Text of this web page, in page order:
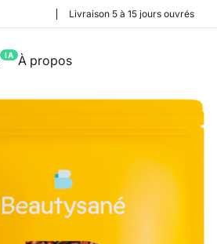
Livraison 5 à 15 jours ouvrés
IA À propos